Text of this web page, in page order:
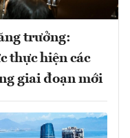
trưởng:
thực hiện các
giai đoạn mới